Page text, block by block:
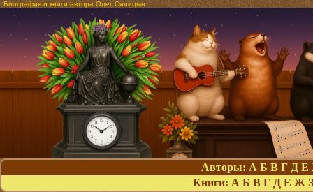
Биография и книги автора Олег Синицын
Авторы: А Б В Г Д Е
Книги: А Б В Г Д Е Ж З